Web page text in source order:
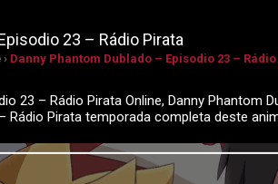
23 – Rádio Pirata
Danny Phantom Dublado – Episodio 23 –
23 – Rádio Pirata Online, Danny Phantom
Rádio Pirata temporada completa deste